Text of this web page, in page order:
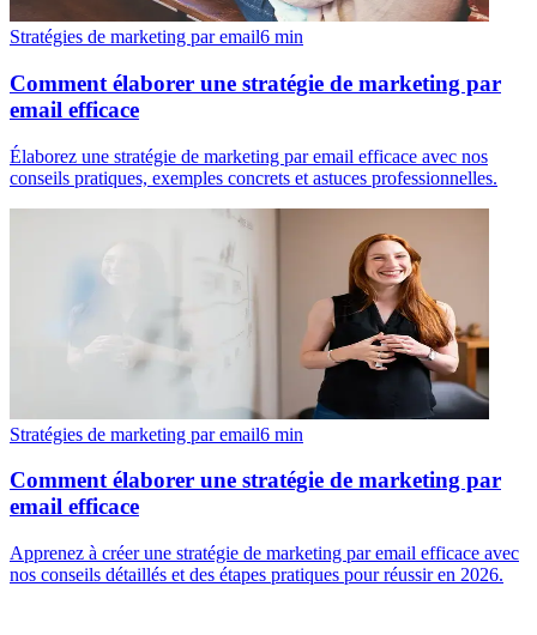
Stratégies de marketing par email6 min
Comment élaborer une stratégie de marketing par
email efficace
Élaborez une stratégie de marketing par email efficace avec nos
conseils pratiques, exemples concrets et astuces professionnelles.
Stratégies de marketing par email6 min
Comment élaborer une stratégie de marketing par
email efficace
Apprenez à créer une stratégie de marketing par email efficace avec
nos conseils détaillés et des étapes pratiques pour réussir en 2026.